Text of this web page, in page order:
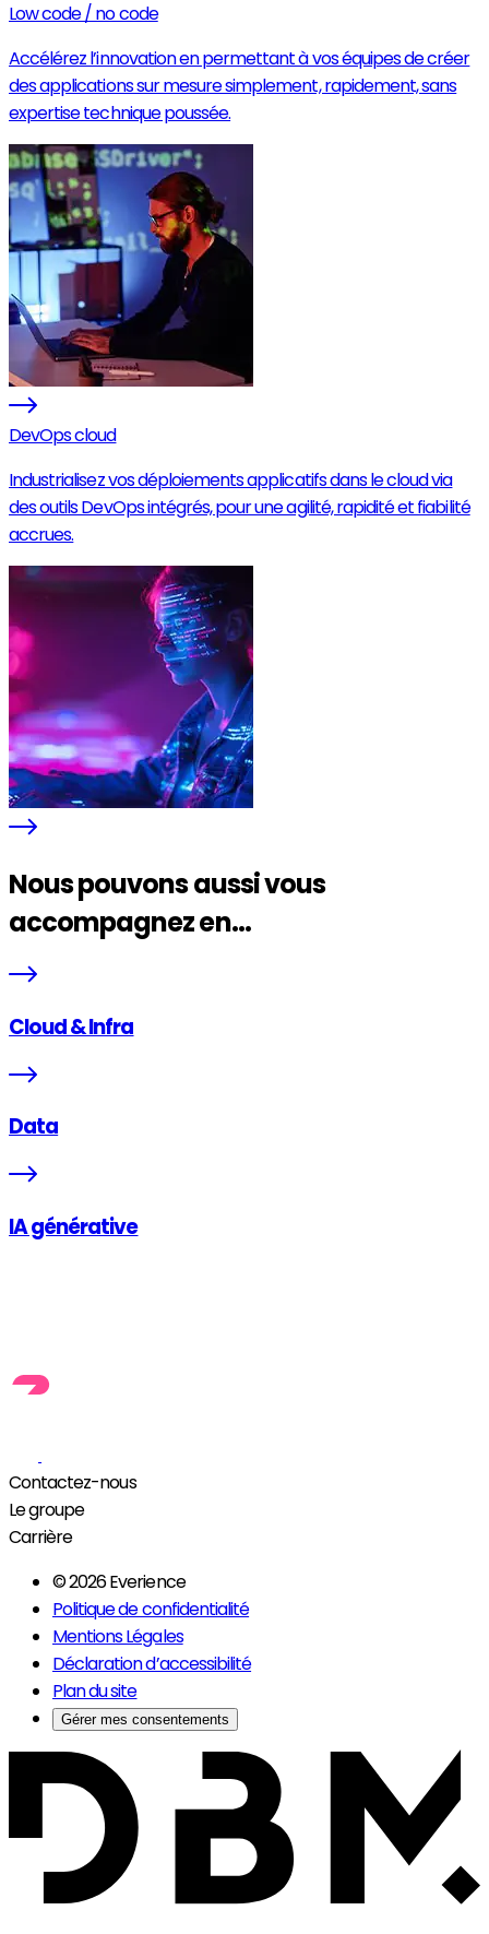
Low code / no code
Accélérez l’innovation en permettant à vos équipes de créer
des applications sur mesure simplement, rapidement, sans
expertise technique poussée.
DevOps cloud
Industrialisez vos déploiements applicatifs dans le cloud via
des outils DevOps intégrés, pour une agilité, rapidité et fiabilité
accrues.
Nous pouvons aussi vous
accompagnez en...
Cloud & Infra
Data
IA générative
Contactez-nous
Le groupe
Carrière
© 2026 Everience
Politique de confidentialité
Mentions Légales
Déclaration d’accessibilité
Plan du site
Gérer mes consentements